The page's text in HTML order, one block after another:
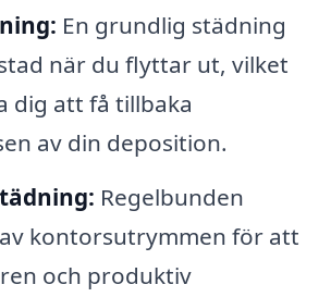
En grundlig städning
när du flyttar ut, vilket
dig att få tillbaka
av din deposition.
Regelbunden
kontorsutrymmen för att
och produktiv